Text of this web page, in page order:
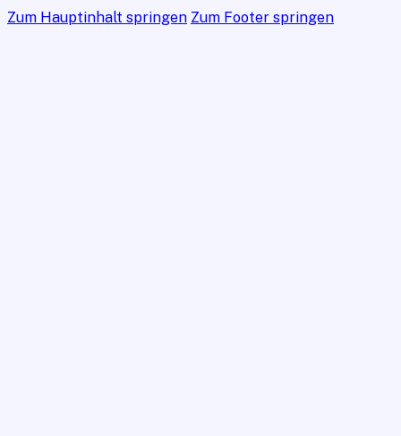
Zum Hauptinhalt springen Zum Footer springen